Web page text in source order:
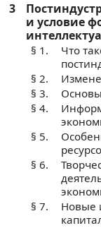
3
и условие
§ 1.
Что
§ 2.
§ 3.
§ 4.
§ 5.
§ 6.
§ 7.
Новые